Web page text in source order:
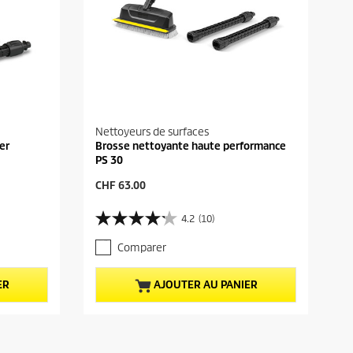
Nettoyeurs de surfaces
Brosse nettoyante haute performance
PS 30
P
i
x
a
c
t
u
CHF 63.00
4.2 (10)
4
.
2
s
r
Comparer
AJOUTER AU PANIER